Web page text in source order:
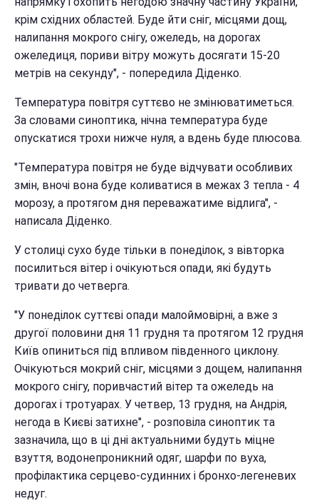
крім східних областей. Буде йти сніг, місцями дощ,
налипання мокрого снігу, ожеледь, на дорогах
ожеледиця, пориви вітру можуть досягати 15-20
метрів на секунду", - попередила Діденко.
Температура повітря суттєво не змінюватиметься.
За словами синоптика, нічна температура буде
опускатися трохи нижче нуля, а вдень буде плюсова.
"Температура повітря не буде відчувати особливих
змін, вночі вона буде коливатися в межах 3 тепла - 4
морозу, а протягом дня переважатиме відлига", -
написала Діденко.
У столиці сухо буде тільки в понеділок, з вівторка
посилиться вітер і очікуються опади, які будуть
тривати до четверга.
"У понеділок суттєві опади малоймовірні, а вже з
другої половини дня 11 грудня та протягом 12 грудня
Київ опиниться під впливом південного циклону.
Очікуються мокрий сніг, місцями з дощем, налипання
мокрого снігу, поривчастий вітер та ожеледь на
дорогах і тротуарах. У четвер, 13 грудня, на Андрія,
негода в Києві затихне", - розповіла синоптик та
зазначила, що в ці дні актуальними будуть міцне
взуття, водонепроникний одяг, шарфи по вуха,
профілактика серцево-судинних і бронхо-легеневих
недуг.